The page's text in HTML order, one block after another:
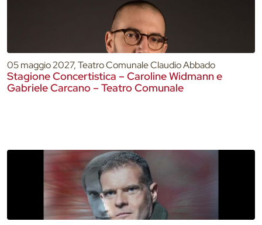
05 maggio 2027, Teatro Comunale Claudio Abbado
Stagione Concertistica – Caroline Widmann e
Gabriele Carcano – Teatro Comunale